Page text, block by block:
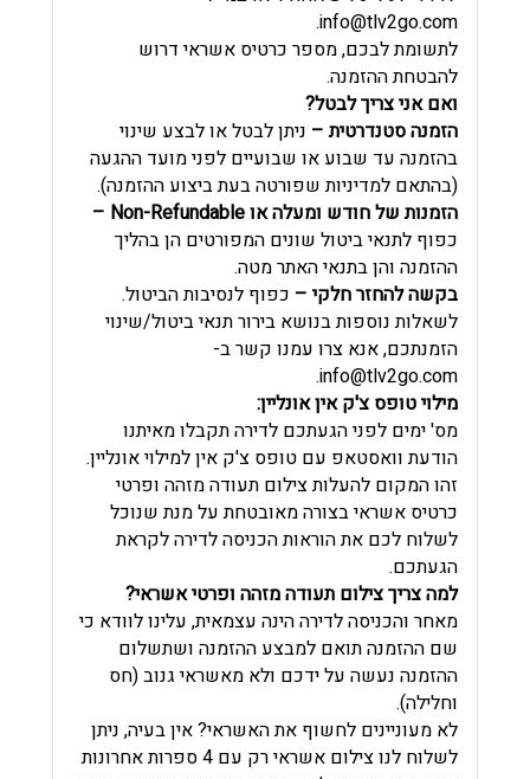
info@tlv2go.com
.
לתשומת לבכם, מספר כרטיס אשראי דרוש
להבטחת ההזמנה.
ואם אני צריך לבטל?
הזמנה סטנדרטית – ניתן לבטל או לבצע שינוי
בהזמנה עד שבוע או שבועיים לפני מועד ההגעה
(בהתאם למדיניות שפורטה בעת ביצוע ההזמנה).
הזמנות של חודש ומעלה או Non-Refundable –
כפוף לתנאי ביטול שונים המפורטים הן בהליך
ההזמנה והן בתנאי האתר מטה.
בקשה להחזר חלקי – כפוף לנסיבות הביטול.
לשאלות נוספות בנושא בירור תנאי ביטול/שינוי
הזמנתכם, אנא צרו עמנו קשר ב-
info@tlv2go.com
.
מילוי טופס צ'ק אין אונליין:
מס' ימים לפני הגעתכם לדירה תקבלו מאיתנו
הודעת וואסטאפ עם טופס צ'ק אין למילוי אונליין.
זהו המקום להעלות צילום תעודה מזהה ופרטי
כרטיס אשראי בצורה מאובטחת על מנת שנוכל
לשלוח לכם את הוראות הכניסה לדירה לקראת
הגעתכם.
למה צריך צילום תעודה מזהה ופרטי אשראי?
מאחר והכניסה לדירה הינה עצמאית, עלינו לוודא כי
שם ההזמנה תואם למבצע ההזמנה ושתשלום
ההזמנה נעשה על ידכם ולא מאשראי גנוב (חס
וחלילה).
לא מעוניינים לחשוף את האשראי? אין בעיה, ניתן
לשלוח לנו צילום אשראי רק עם 4 ספרות אחרונות